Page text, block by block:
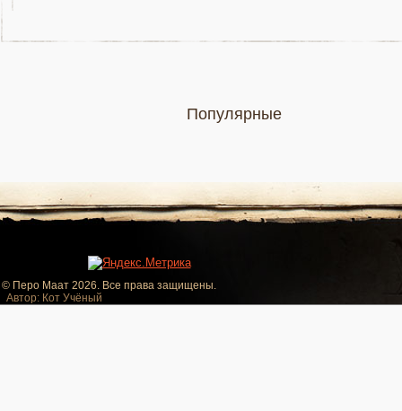
Популярные
© Перо Маат 2026. Все права защищены.
Автор: Кот Учёный